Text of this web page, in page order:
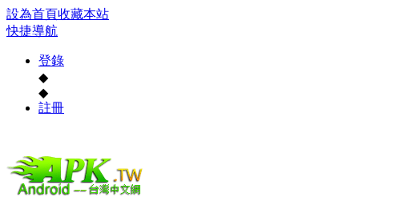
設為首頁收藏本站
快捷導航
登錄
◆
◆
註冊